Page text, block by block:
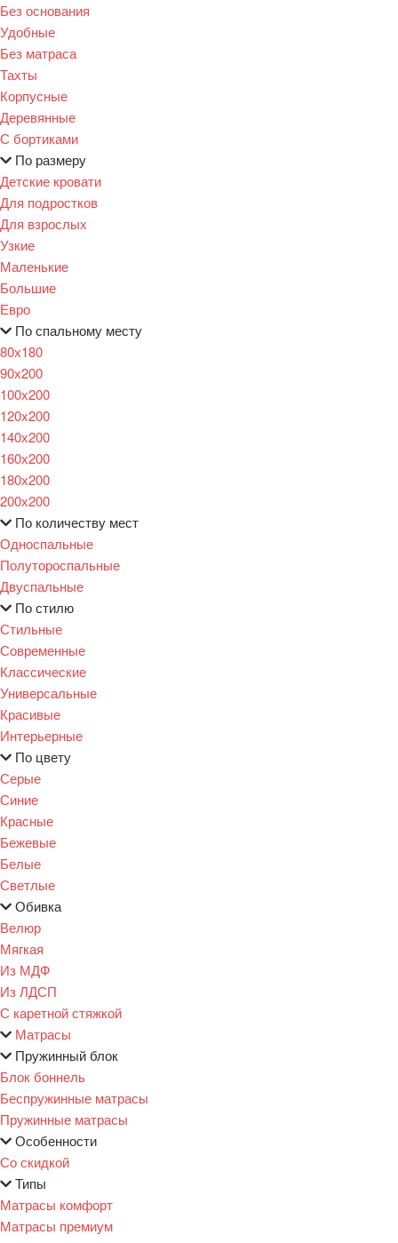
Без основания
Удобные
Без матраса
Тахты
Корпусные
Деревянные
С бортиками
По размеру
Детские кровати
Для подростков
Для взрослых
Узкие
Маленькие
Большие
Евро
По спальному месту
80х180
90х200
100х200
120x200
140х200
160х200
180х200
200х200
По количеству мест
Односпальные
Полутороспальные
Двуспальные
По стилю
Стильные
Современные
Классические
Универсальные
Красивые
Интерьерные
По цвету
Серые
Синие
Красные
Бежевые
Белые
Светлые
Обивка
Велюр
Мягкая
Из МДФ
Из ЛДСП
С каретной стяжкой
Матрасы
Пружинный блок
Блок боннель
Беспружинные матрасы
Пружинные матрасы
Особенности
Со скидкой
Типы
Матрасы комфорт
Матрасы премиум